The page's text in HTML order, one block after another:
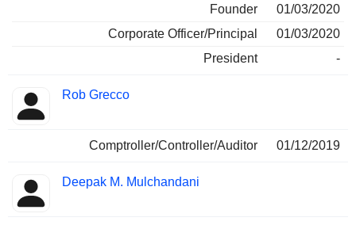
Founder
01/03/2020
Corporate Officer/Principal
01/03/2020
President
-
Rob Grecco
Comptroller/Controller/Auditor 01/12/2019
Deepak M. Mulchandani